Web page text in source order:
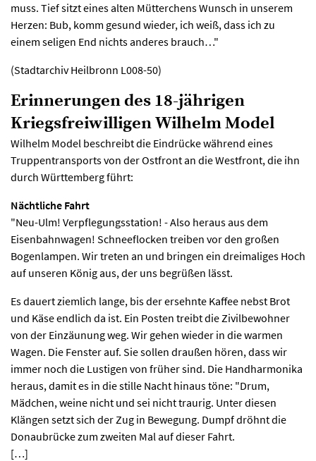
muss. Tief sitzt eines alten Mütterchens Wunsch in unserem
Herzen: Bub, komm gesund wieder, ich weiß, dass ich zu
einem seligen End nichts anderes brauch…"
(Stadtarchiv Heilbronn L008-50)
Erinnerungen des 18-jährigen
Kriegsfreiwilligen Wilhelm Model
Wilhelm Model beschreibt die Eindrücke während eines
Truppentransports von der Ostfront an die Westfront, die ihn
durch Württemberg führt:
Nächtliche Fahrt
"Neu-Ulm! Verpflegungsstation! - Also heraus aus dem
Eisenbahnwagen! Schneeflocken treiben vor den großen
Bogenlampen. Wir treten an und bringen ein dreimaliges Hoch
auf unseren König aus, der uns begrüßen lässt.
Es dauert ziemlich lange, bis der ersehnte Kaffee nebst Brot
und Käse endlich da ist. Ein Posten treibt die Zivilbewohner
von der Einzäunung weg. Wir gehen wieder in die warmen
Wagen. Die Fenster auf. Sie sollen draußen hören, dass wir
immer noch die Lustigen von früher sind. Die Handharmonika
heraus, damit es in die stille Nacht hinaus töne: "Drum,
Mädchen, weine nicht und sei nicht traurig. Unter diesen
Klängen setzt sich der Zug in Bewegung. Dumpf dröhnt die
Donaubrücke zum zweiten Mal auf dieser Fahrt.
[…]